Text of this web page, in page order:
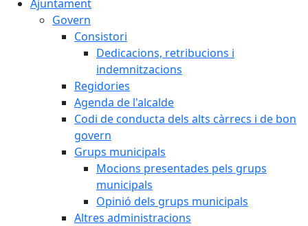
Ajuntament
Govern
Consistori
Dedicacions, retribucions i
indemnitzacions
Regidories
Agenda de l'alcalde
Codi de conducta dels alts càrrecs i de bon
govern
Grups municipals
Mocions presentades pels grups
municipals
Opinió dels grups municipals
Altres administracions